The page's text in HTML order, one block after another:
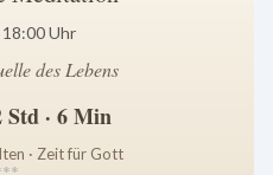
18:00 Uhr
des Lebens
Std · 6 Min
· Zeit für Gott